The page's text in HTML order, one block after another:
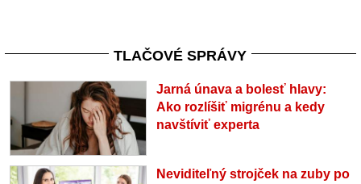
TLAČOVÉ SPRÁVY
Jarná únava a bolesť hlavy:
Ako rozlíšiť migrénu a kedy
navštíviť experta
Neviditeľný strojček na zuby po